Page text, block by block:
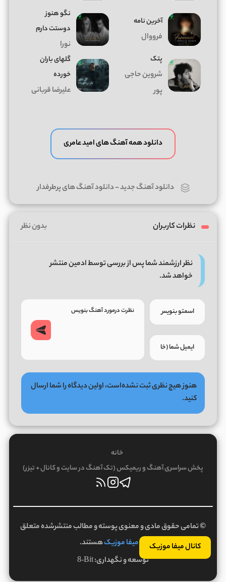
کانال میفا موزیک
آخرین نامه
فرووال
نگو هنوز
دوستت دارم
نورا
پتک
شروین حاجی
پور
گلهای باران
خورده
علیرضا قربانی
دانلود همه آهنگ های امید عامری
دانلود آهنگ جدید-دانلود آهنگ های پرطرفدار
نظرات کاربران بدون نظر
نظر ارزشمند شما پس از بررسی توسط ادمین منتشر
خواهد شد.
هنوز هیچ نظری ثبت نشده‌است، اولین دیدگاه را شما ارسال
کنید.
خانه
پخش سراسری آهنگ و ریمیکس (تک آهنگ در سایت و کانال + تیزر)
© تمامی حقوق مادی و معنوی پوسته و مطالب منتشرشده متعلق
بهمیفا موزیکهستند.
توسعه و نگهداری:8-Bit